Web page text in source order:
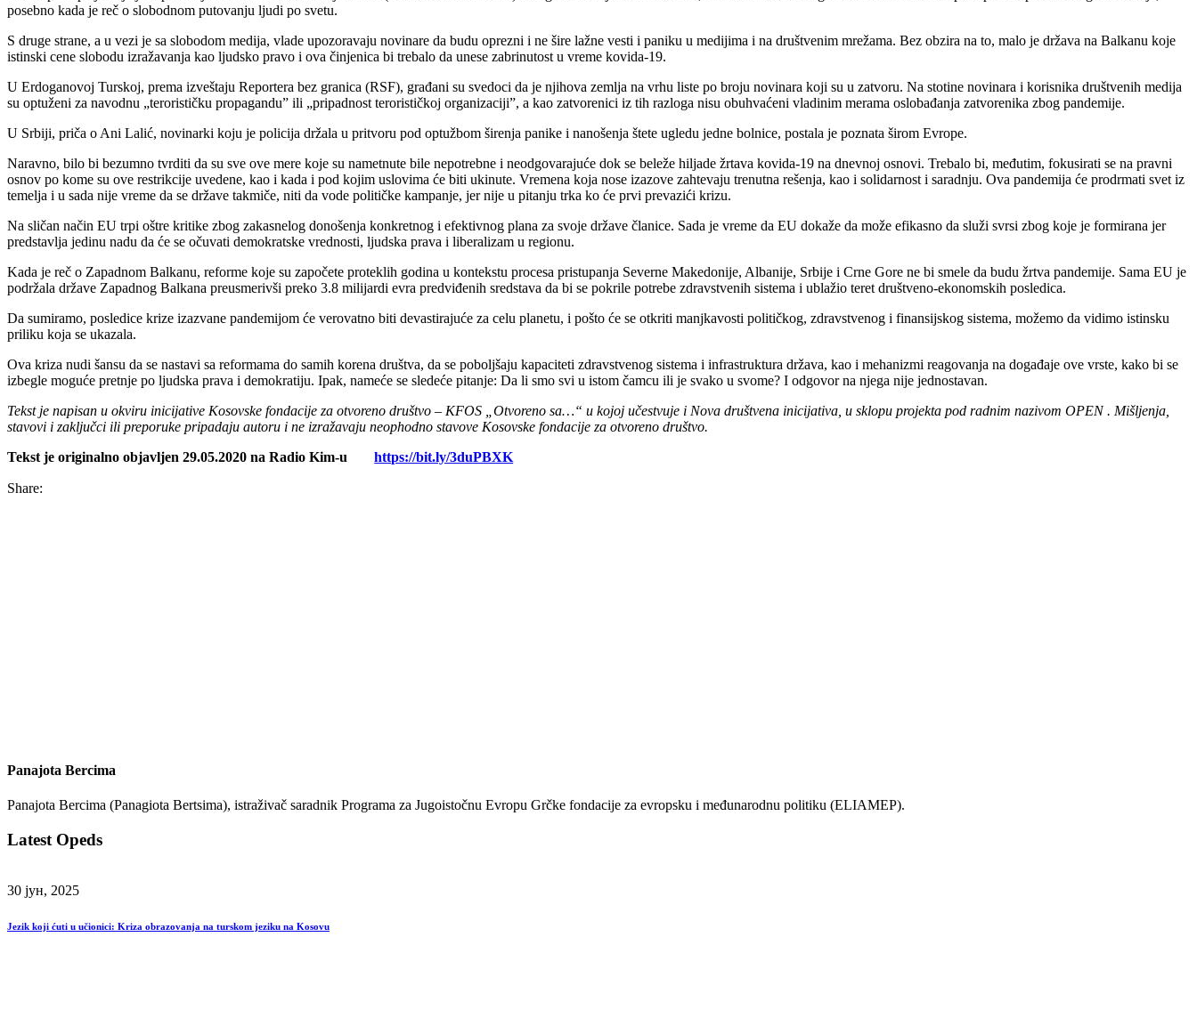
posebno kada je reč o slobodnom putovanju ljudi po svetu.
S druge strane, a u vezi je sa slobodom medija, vlade upozoravaju novinare da budu oprezni i ne šire lažne vesti i paniku u medijima i na društvenim mrežama. Bez obzira na to, malo je država na Balkanu koje
istinski cene slobodu izražavanja kao ljudsko pravo i ova činjenica bi trebalo da unese zabrinutost u vreme kovida-19.
U Erdoganovoj Turskoj, prema izveštaju Reportera bez granica (RSF), građani su svedoci da je njihova zemlja na vrhu liste po broju novinara koji su u zatvoru. Na stotine novinara i korisnika društvenih medija
su optuženi za navodnu „terorističku propagandu” ili „pripadnost terorističkoj organizaciji”, a kao zatvorenici iz tih razloga nisu obuhvaćeni vladinim merama oslobađanja zatvorenika zbog pandemije.
U Srbiji, priča o Ani Lalić, novinarki koju je policija držala u pritvoru pod optužbom širenja panike i nanošenja štete ugledu jedne bolnice, postala je poznata širom Evrope.
Naravno, bilo bi bezumno tvrditi da su sve ove mere koje su nametnute bile nepotrebne i neodgovarajuće dok se beleže hiljade žrtava kovida-19 na dnevnoj osnovi. Trebalo bi, međutim, fokusirati se na pravni
osnov po kome su ove restrikcije uvedene, kao i kada i pod kojim uslovima će biti ukinute. Vremena koja nose izazove zahtevaju trenutna rešenja, kao i solidarnost i saradnju. Ova pandemija će prodrmati svet iz
temelja i u sada nije vreme da se države takmiče, niti da vode političke kampanje, jer nije u pitanju trka ko će prvi prevazići krizu.
Na sličan način EU trpi oštre kritike zbog zakasnelog donošenja konkretnog i efektivnog plana za svoje države članice. Sada je vreme da EU dokaže da može efikasno da služi svrsi zbog koje je formirana jer
predstavlja jedinu nadu da će se očuvati demokratske vrednosti, ljudska prava i liberalizam u regionu.
Kada je reč o Zapadnom Balkanu, reforme koje su započete proteklih godina u kontekstu procesa pristupanja Severne Makedonije, Albanije, Srbije i Crne Gore ne bi smele da budu žrtva pandemije. Sama EU je
podržala države Zapadnog Balkana preusmerivši preko 3.8 milijardi evra predviđenih sredstava da bi se pokrile potrebe zdravstvenih sistema i ublažio teret društveno-ekonomskih posledica.
Da sumiramo, posledice krize izazvane pandemijom će verovatno biti devastirajuće za celu planetu, i pošto će se otkriti manjkavosti političkog, zdravstvenog i finansijskog sistema, možemo da vidimo istinsku
priliku koja se ukazala.
Ova kriza nudi šansu da se nastavi sa reformama do samih korena društva, da se poboljšaju kapaciteti zdravstvenog sistema i infrastruktura država, kao i mehanizmi reagovanja na događaje ove vrste, kako bi se
izbegle moguće pretnje po ljudska prava i demokratiju. Ipak, nameće se sledeće pitanje: Da li smo svi u istom čamcu ili je svako u svome? I odgovor na njega nije jednostavan.
Tekst je napisan u okviru inicijative Kosovske fondacije za otvoreno društvo – KFOS „Otvoreno sa…“ u kojoj učestvuje i Nova društvena inicijativa, u sklopu projekta pod radnim nazivom OPEN . Mišljenja,
stavovi i zaključci ili preporuke pripadaju autoru i ne izražavaju neophodno stavove Kosovske fondacije za otvoreno društvo.
Tekst je originalno objavljen 29.05.2020 na Radio Kim-u
https://bit.ly/3duPBXK
Share:
Panajota Bercima
Panajota Bercima (Panagiota Bertsima), istraživač saradnik Programa za Jugoistočnu Evropu Grčke fondacije za evropsku i međunarodnu politiku (ELIAMEP).
Latest Opeds
30 јун, 2025
Jezik koji ćuti u učionici: Kriza obrazovanja na turskom jeziku na Kosovu